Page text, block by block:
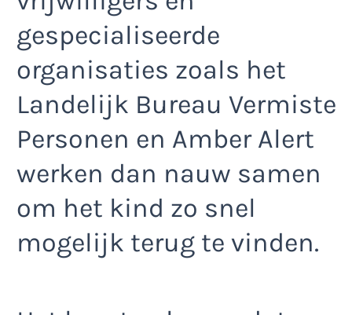
gespecialiseerde
organisaties zoals het
Landelijk Bureau Vermiste
Personen en Amber Alert
werken dan nauw samen
om het kind zo snel
mogelijk terug te vinden.